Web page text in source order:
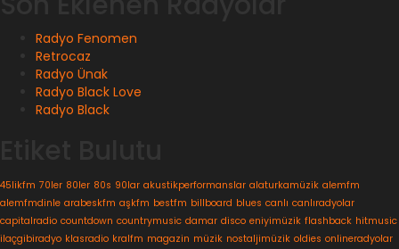
Radyo Fenomen
Retrocaz
Radyo Ünak
Radyo Black Love
Radyo Black
45likfm 70ler 80ler 80s 90lar akustikperformanslar alaturkamüzik alemfm
alemfmdinle arabeskfm aşkfm bestfm billboard blues canlı canlıradyolar
capitalradio countdown countrymusic damar disco eniyimüzik flashback hitmusic
ilaçgibiradyo klasradio kralfm magazin müzik nostaljimüzik oldies onlineradyolar